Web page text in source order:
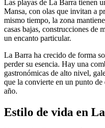
Las playas de La Barra tienen
Mansa, con olas que invitan a
mismo tiempo, la zona
casas bajas, construcciones de
un encanto particular.
La Barra ha crecido de forma
perder su esencia. Hay una
gastronómicas de alto nivel,
que la convierte en un punto
año.
Estilo de vida en